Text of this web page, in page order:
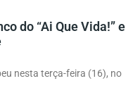
do “Ai Que Vida!” e
nesta terça-feira (16), no